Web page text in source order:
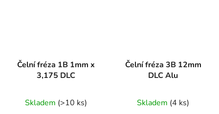
Čelní fréza 1B 1mm x
3,175 DLC
Skladem (>10 ks)
Čelní fréza 3B 12mm
DLC Alu
Skladem (4 ks)